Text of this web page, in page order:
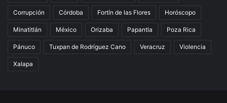
Corrupción Córdoba Fortín de las Flores Horóscopo
Minatitlán México Orizaba Papantla Poza Rica
Pánuco Tuxpan de Rodríguez Cano Veracruz Violencia
Xalapa